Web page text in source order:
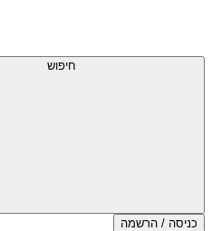
עליון
חיפוש
כניסה / הרשמה